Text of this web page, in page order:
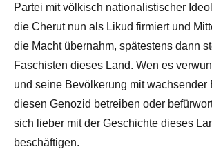
Partei mit völkisch nationalistischer
die Cherut nun als Likud firmiert und
die Macht übernahm, spätestens dann
Faschisten dieses Land. Wen es
und seine Bevölkerung mit wachsender
diesen Genozid betreiben oder
sich lieber mit der Geschichte dieses
beschäftigen.